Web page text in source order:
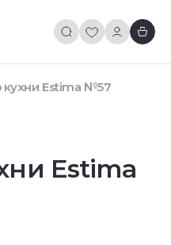
кухни Estima №57
Estima